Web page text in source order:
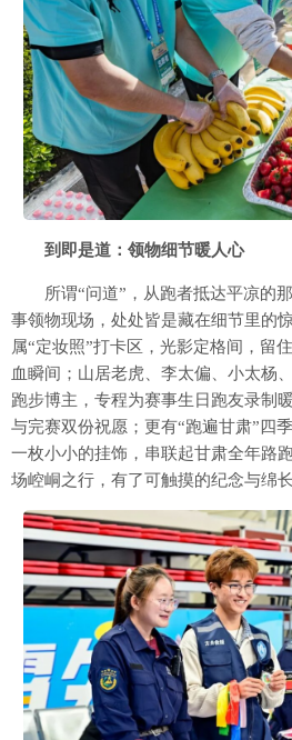
到即是道：领物细节暖人心
所谓“问道”，从跑者抵达平凉的那
事领物现场，处处皆是藏在细节里的
属“定妆照”打卡区，光影定格间，留
血瞬间；山居老虎、李太偏、小太杨
跑步博主，专程为赛事生日跑友录制
与完赛双份祝愿；更有“跑遍甘肃”四
一枚小小的挂饰，串联起甘肃全年路
场崆峒之行，有了可触摸的纪念与绵长